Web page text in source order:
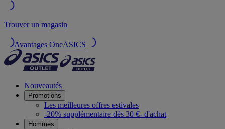
Trouver un magasin
Avantages OneASICS
Nouveautés
Promotions
Les meilleures offres estivales
-20% supplémentaire dès 30 €- d'achat
Hommes